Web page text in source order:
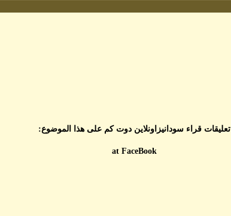
تعليقات قراء سودانيزاونلاين دوت كم على هذا الموضوع:
at FaceBook